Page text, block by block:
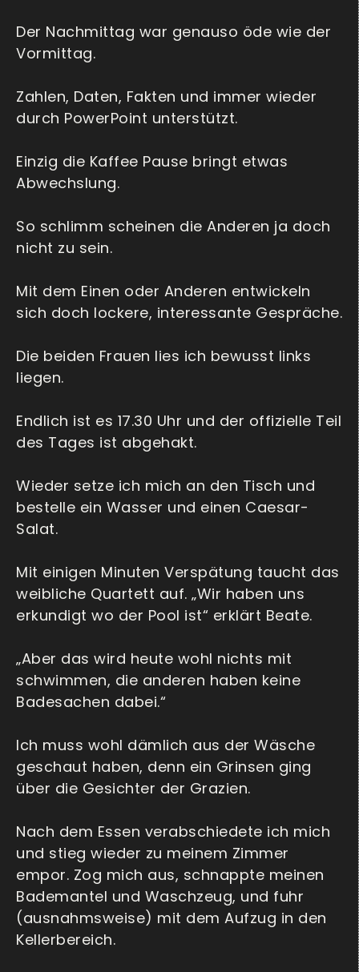
Der Nachmittag war genauso öde wie der
Vormittag.
Zahlen, Daten, Fakten und immer wieder
durch PowerPoint unterstützt.
Einzig die Kaffee Pause bringt etwas
Abwechslung.
So schlimm scheinen die Anderen ja doch
nicht zu sein.
Mit dem Einen oder Anderen entwickeln
sich doch lockere, interessante Gespräche.
Die beiden Frauen lies ich bewusst links
liegen.
Endlich ist es 17.30 Uhr und der offizielle Teil
des Tages ist abgehakt.
Wieder setze ich mich an den Tisch und
bestelle ein Wasser und einen Caesar-
Salat.
Mit einigen Minuten Verspätung taucht das
weibliche Quartett auf. „Wir haben uns
erkundigt wo der Pool ist“ erklärt Beate.
„Aber das wird heute wohl nichts mit
schwimmen, die anderen haben keine
Badesachen dabei.“
Ich muss wohl dämlich aus der Wäsche
geschaut haben, denn ein Grinsen ging
über die Gesichter der Grazien.
Nach dem Essen verabschiedete ich mich
und stieg wieder zu meinem Zimmer
empor. Zog mich aus, schnappte meinen
Bademantel und Waschzeug, und fuhr
(ausnahmsweise) mit dem Aufzug in den
Kellerbereich.